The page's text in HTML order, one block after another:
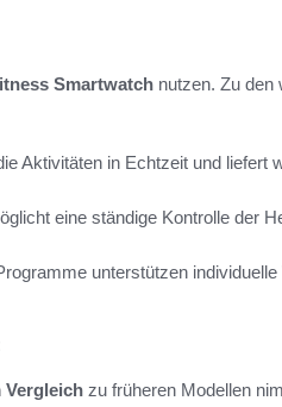
Smartwatch nutzen. Zu den
Aktivitäten in Echtzeit und liefert
eine ständige Kontrolle der
unterstützen
Vergleich zu früheren Modellen